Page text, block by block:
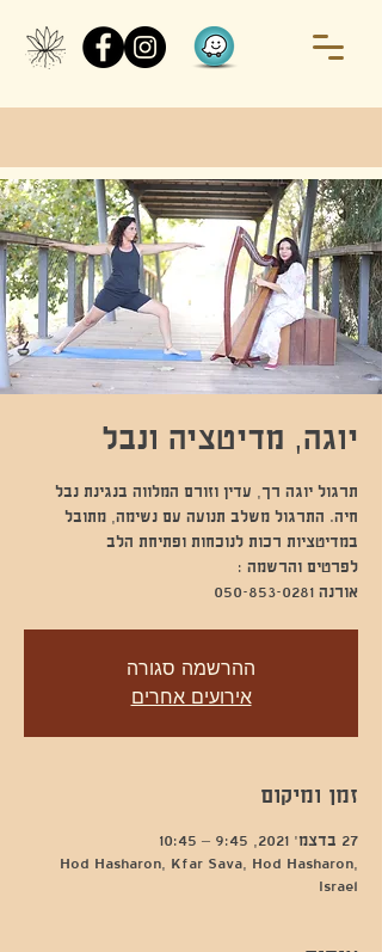
יוגה, מדיטציה ונבל
תרגול יוגה רך, עדין וזורם המלווה בנגינת נבל
חיה. התרגול משלב תנועה עם נשימה, מתובל
אורנה 050-853-0281
ההרשמה סגורה
אירועים אחרים
זמן ומיקום
27 בדצמ׳ 2021, 9:45 – 10:45
Hod Hasharon, Kfar Sava, Hod Hasharon,
Israel